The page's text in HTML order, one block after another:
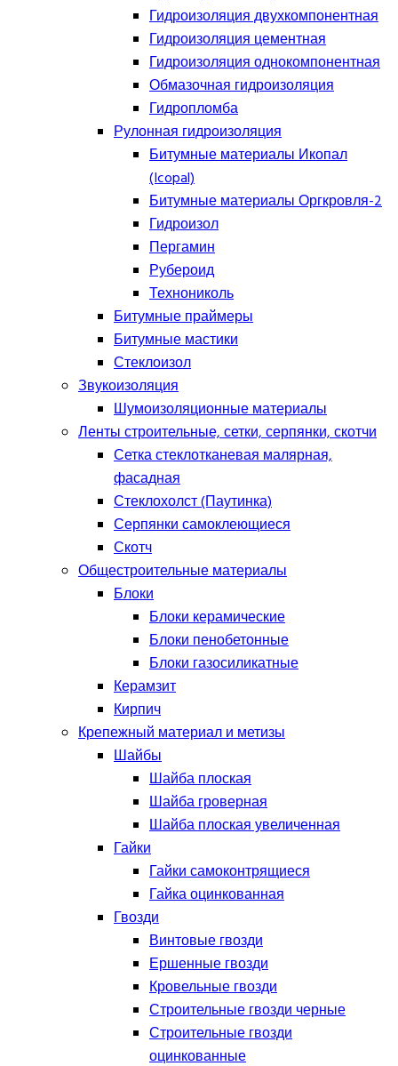
Гидроизоляция двухкомпонентная
Гидроизоляция цементная
Гидроизоляция однокомпонентная
Обмазочная гидроизоляция
Гидропломба
Рулонная гидроизоляция
Битумные материалы Икопал
(Icopal)
Битумные материалы Оргкровля-2
Гидроизол
Пергамин
Рубероид
Технониколь
Битумные праймеры
Битумные мастики
Стеклоизол
Звукоизоляция
Шумоизоляционные материалы
Ленты строительные, сетки, серпянки, скотчи
Сетка стеклотканевая малярная,
фасадная
Стеклохолст (Паутинка)
Серпянки самоклеющиеся
Скотч
Общестроительные материалы
Блоки
Блоки керамические
Блоки пенобетонные
Блоки газосиликатные
Керамзит
Кирпич
Крепежный материал и метизы
Шайбы
Шайба плоская
Шайба гроверная
Шайба плоская увеличенная
Гайки
Гайки самоконтрящиеся
Гайка оцинкованная
Гвозди
Винтовые гвозди
Ершенные гвозди
Кровельные гвозди
Строительные гвозди черные
Строительные гвозди
оцинкованные